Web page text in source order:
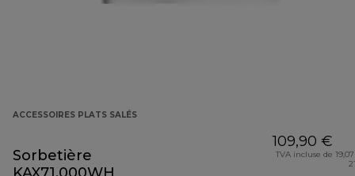
ACCESSOIRES PLATS SALÉS
Sorbetière
109,90 €
TVA incluse de